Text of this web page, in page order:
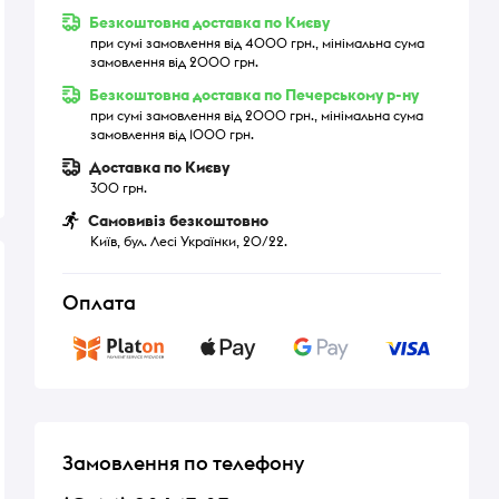
Безкоштовна доставка по Києву
при сумі замовлення від 4000 грн., мінімальна сума
замовлення від 2000 грн.
Безкоштовна доставка по Печерському р-ну
при сумі замовлення від 2000 грн., мінімальна сума
замовлення від 1000 грн.
Доставка по Києву
300 грн.
Самовивіз безкоштовно
Київ, бул. Лесі Українки, 20/22.
Оплата
Замовлення по телефону